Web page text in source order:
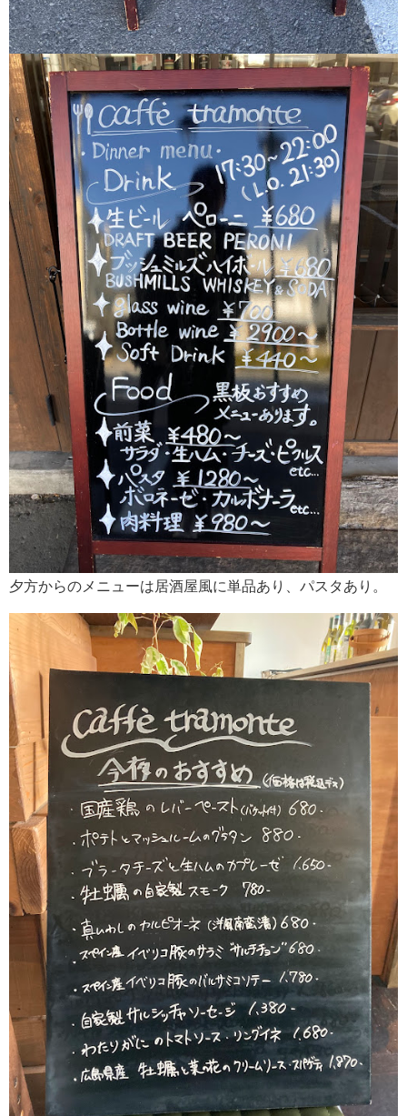
夕方からのメニューは居酒屋風に単品あり、パスタあり。